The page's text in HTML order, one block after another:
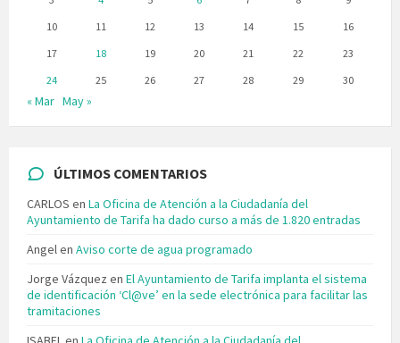
10
11 12 13 14 15
16
17
18 19 20 21 22
23
24
25 26 27 28 29 30
« Mar May »
ÚLTIMOS COMENTARIOS
CARLOS en La Oficina de Atención a la Ciudadanía del
Ayuntamiento de Tarifa ha dado curso a más de 1.820 entradas
Angelen Aviso corte de agua programado
Jorge Vázquez en El Ayuntamiento de Tarifa implanta el sistema
de identificación ‘Cl@ve’ en la sede electrónica para facilitar las
tramitaciones